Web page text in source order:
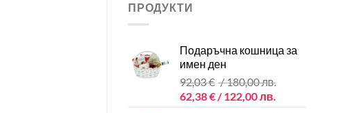
ПРОДУКТИ
Подаръчна кошница за
имен ден
92,03€ / 180,00 лв.
Original
62,38€ / 122,00 лв.